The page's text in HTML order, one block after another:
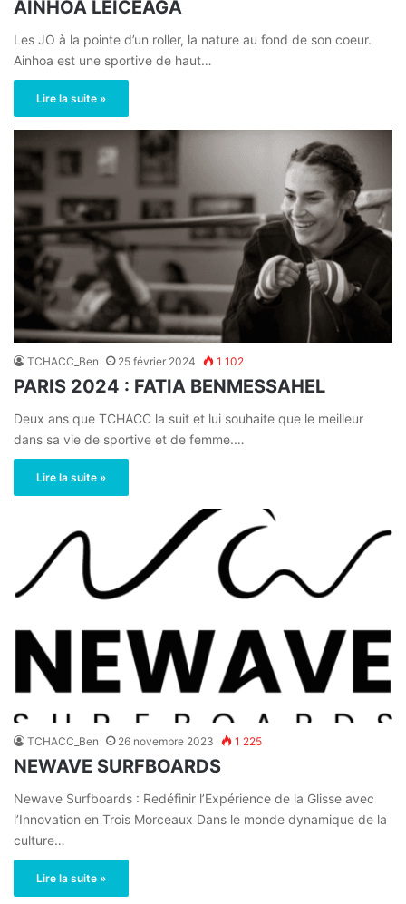
AINHOA LEICEAGA
Les JO à la pointe d’un roller, la nature au fond de son coeur.
Ainhoa est une sportive de haut…
Lire la suite »
TCHACC_Ben 25 février 2024 1 102
PARIS 2024 : FATIA BENMESSAHEL
Deux ans que TCHACC la suit et lui souhaite que le meilleur
dans sa vie de sportive et de femme.…
Lire la suite »
TCHACC_Ben 26 novembre 2023 1 225
NEWAVE SURFBOARDS
Newave Surfboards : Redéfinir l’Expérience de la Glisse avec
l’Innovation en Trois Morceaux Dans le monde dynamique de la
culture…
Lire la suite »